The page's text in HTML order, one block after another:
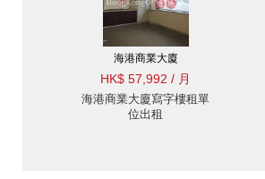
海港商業大廈
HK$ 57,992 / 月
海港商業大廈寫字樓租單
位出租